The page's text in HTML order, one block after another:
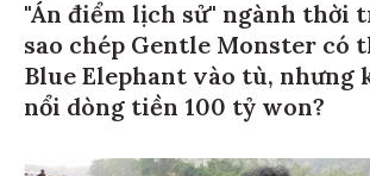
"Án điểm lịch sử" ngành thời
sao chép Gentle Monster có
Blue Elephant vào tù, nhưng
nổi dòng tiền 100 tỷ won?